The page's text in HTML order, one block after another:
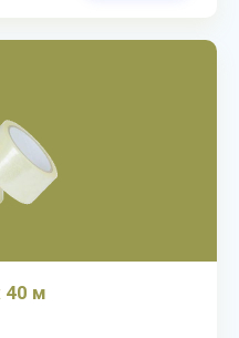
40 м